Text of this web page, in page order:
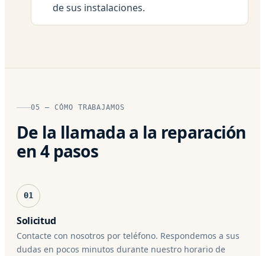
de sus instalaciones.
05 — CÓMO TRABAJAMOS
De la llamada a la reparación
en 4 pasos
01
Solicitud
Contacte con nosotros por teléfono. Respondemos a sus
dudas en pocos minutos durante nuestro horario de